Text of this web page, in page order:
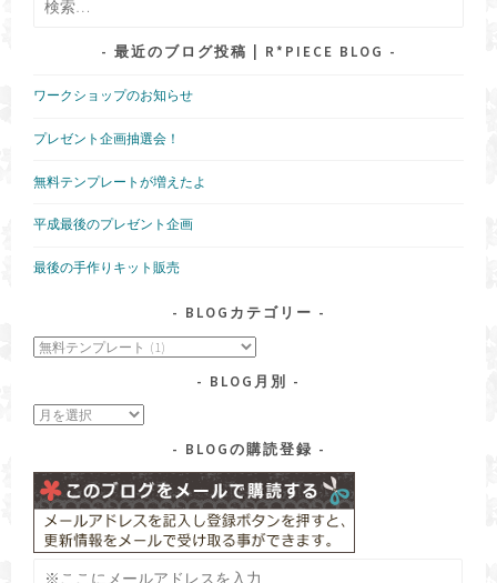
索:
最近のブログ投稿 | R*PIECE BLOG
ワークショップのお知らせ
プレゼント企画抽選会！
無料テンプレートが増えたよ
平成最後のプレゼント企画
最後の手作りキット販売
BLOGカテゴリー
blog
ゴ
リ
BLOG月別
blog
BLOGの購読登録